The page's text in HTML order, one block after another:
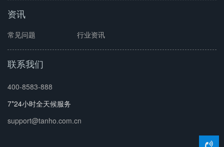
资讯
常见问题 行业资讯
联系我们
400-8583-888
7*24小时全天候服务
support@tanho.com.cn